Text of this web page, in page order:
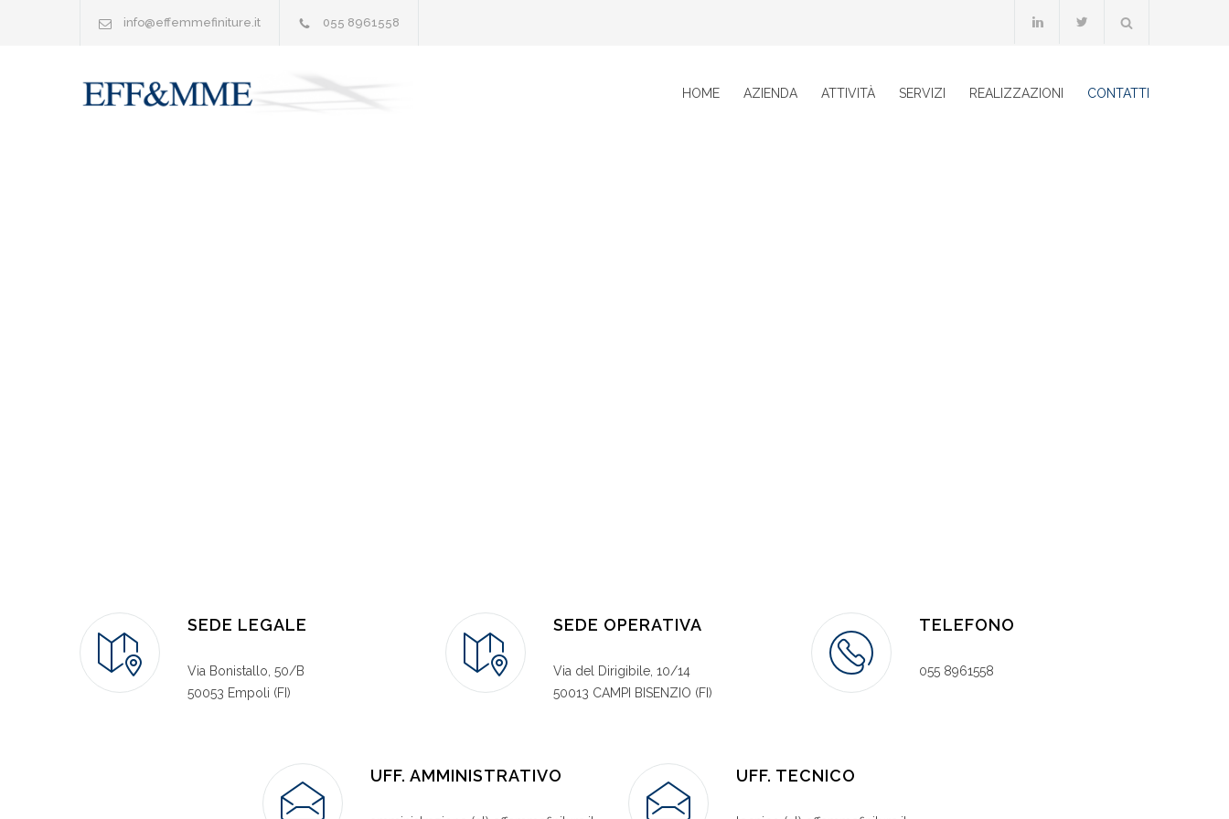
info@effemmefiniture.it 055 8961558
HOME AZIENDA ATTIVITÀ SERVIZI REALIZZAZIONI CONTATTI
SEDE LEGALE
Via Bonistallo, 50/B
50053 Empoli (FI)
SEDE OPERATIVA
Via del Dirigibile, 10/14
50013 CAMPI BISENZIO (FI)
TELEFONO
055 8961558
UFF. AMMINISTRATIVO UFF. TECNICO